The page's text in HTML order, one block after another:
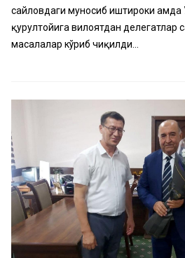
сайловдаги муносиб иштироки ҳамда
қурултойига вилоятдан делегатлар
масалалар кўриб чиқилди...